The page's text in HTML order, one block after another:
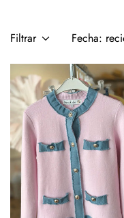
Filtrar Fecha: